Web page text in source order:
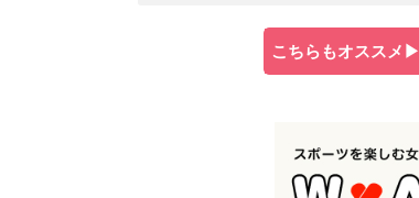
こちらもオススメ▶︎